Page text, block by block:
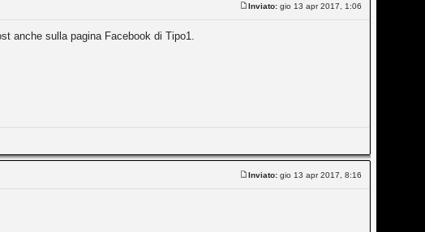
Inviato: gio 13 apr 2017, 1:06
anche sulla pagina Facebook di Tipo1.
Inviato: gio 13 apr 2017, 8:16